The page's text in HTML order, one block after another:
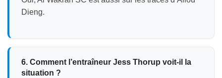
Dieng.
6. Comment l’entraîneur Jess Thorup voit-il la
situation ?